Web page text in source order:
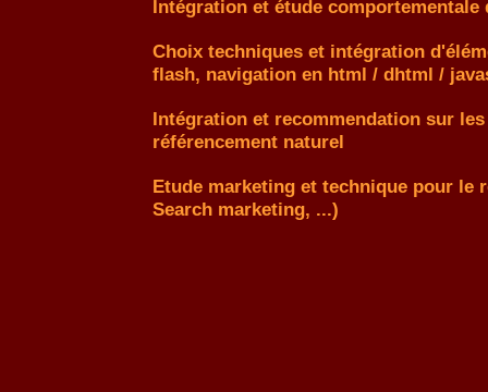
Intégration et étude
Choix techniques et intégration
flash, navigation en html / dhtml /
Intégration et recommendation sur
référencement naturel
Etude marketing et technique pour le
Search marketing, ...)